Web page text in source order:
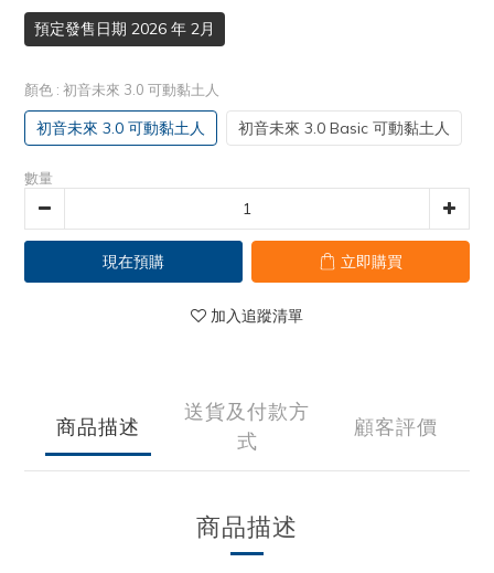
預定發售日期 2026 年 2月
顏色 : 初音未來 3.0 可動黏土人
初音未來 3.0 可動黏土人 初音未來 3.0 Basic 可動黏土人
數量
現在預購 立即購買
加入追蹤清單
商品描述
送貨及付款方
式
顧客評價
商品描述